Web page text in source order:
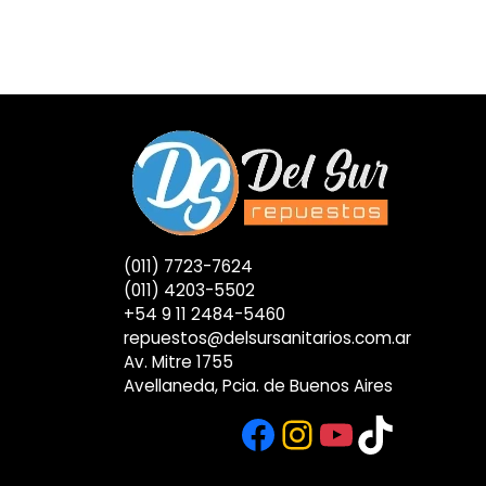
(011) 7723-7624
(011) 4203-5502
+54 9 11 2484-5460
repuestos@delsursanitarios.com.ar
Av. Mitre 1755
Avellaneda, Pcia. de Buenos Aires
Facebook
Instagram
TikTok